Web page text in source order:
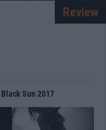
Review
Sun 2017